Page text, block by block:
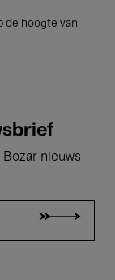
de hoogte van
nieuws